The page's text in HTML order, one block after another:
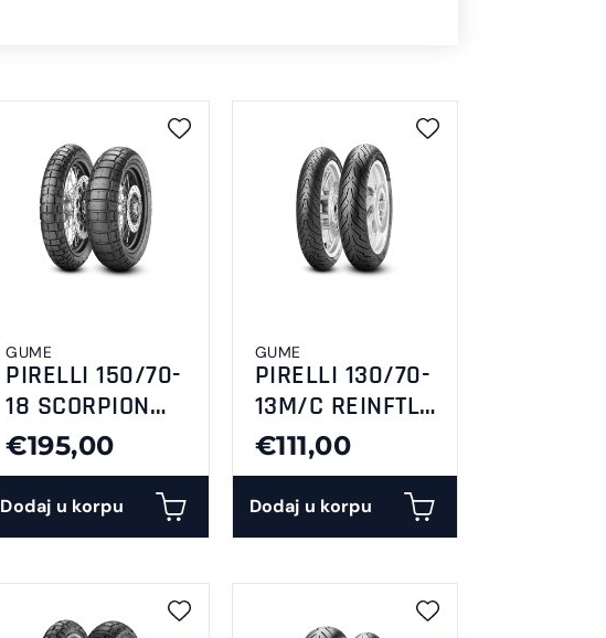
GUME
PIRELLI 150/70-
18 SCORPION
RALLY STR
€195,00
Dodaj u korpu
GUME
PIRELLI 130/70-
13M/C REINFTL
63P ANGEL
SCOOTER
€111,00
Dodaj u korpu